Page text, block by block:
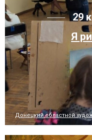
29
Я
Донецкий областной